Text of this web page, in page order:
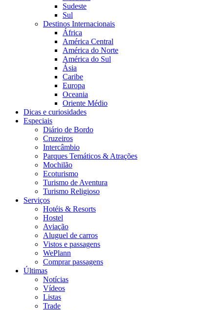
Sudeste
Sul
Destinos Internacionais
África
América Central
América do Norte
América do Sul
Ásia
Caribe
Europa
Oceania
Oriente Médio
Dicas e curiosidades
Especiais
Diário de Bordo
Cruzeiros
Intercâmbio
Parques Temáticos & Atrações
Mochilão
Ecoturismo
Turismo de Aventura
Turismo Religioso
Serviços
Hotéis & Resorts
Hostel
Aviação
Aluguel de carros
Vistos e passagens
WePlann
Comprar passagens
Últimas
Notícias
Vídeos
Listas
Trade